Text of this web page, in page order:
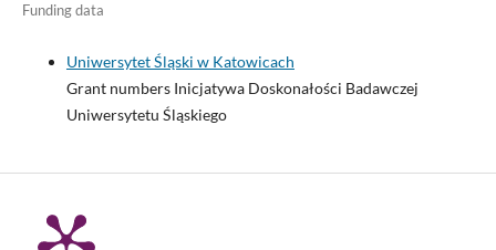
Funding data
Uniwersytet Śląski w Katowicach
Grant numbers Inicjatywa Doskonałości Badawczej
Uniwersytetu Śląskiego